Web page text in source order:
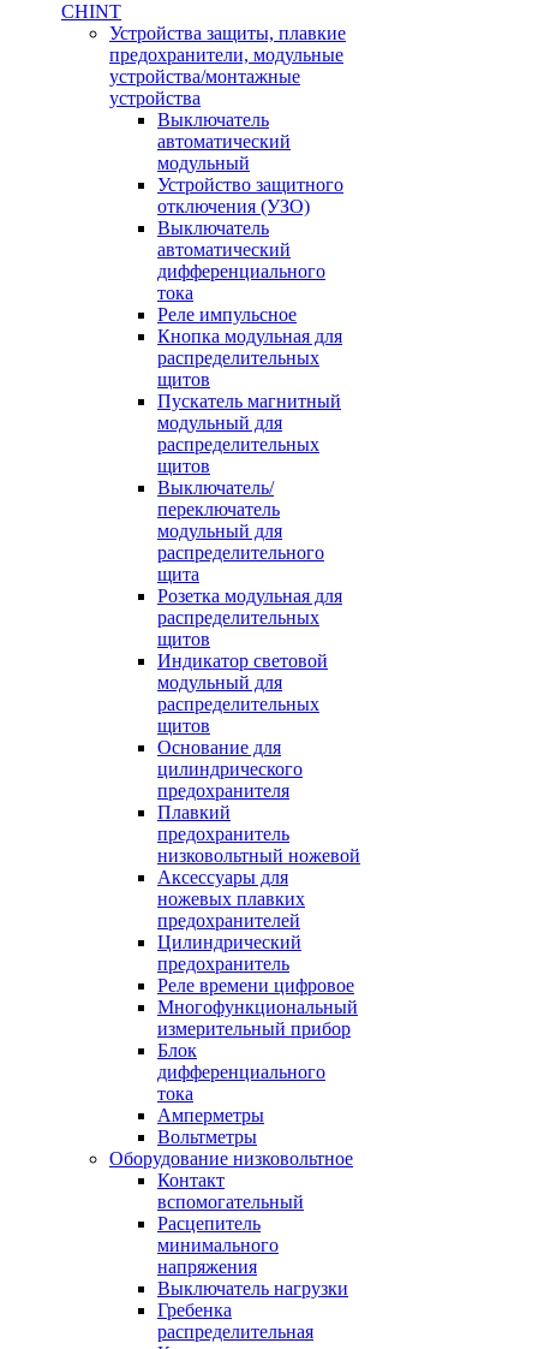
CHINT
Устройства защиты, плавкие
предохранители, модульные
устройства/монтажные
устройства
Выключатель
автоматический
модульный
Устройство защитного
отключения (УЗО)
Выключатель
автоматический
дифференциального
тока
Реле импульсное
Кнопка модульная для
распределительных
щитов
Пускатель магнитный
модульный для
распределительных
щитов
Выключатель/
переключатель
модульный для
распределительного
щита
Розетка модульная для
распределительных
щитов
Индикатор световой
модульный для
распределительных
щитов
Основание для
цилиндрического
предохранителя
Плавкий
предохранитель
низковольтный ножевой
Аксессуары для
ножевых плавких
предохранителей
Цилиндрический
предохранитель
Реле времени цифровое
Многофункциональный
измерительный прибор
Блок
дифференциального
тока
Амперметры
Вольтметры
Оборудование низковольтное
Контакт
вспомогательный
Расцепитель
минимального
напряжения
Выключатель нагрузки
Гребенка
распределительная